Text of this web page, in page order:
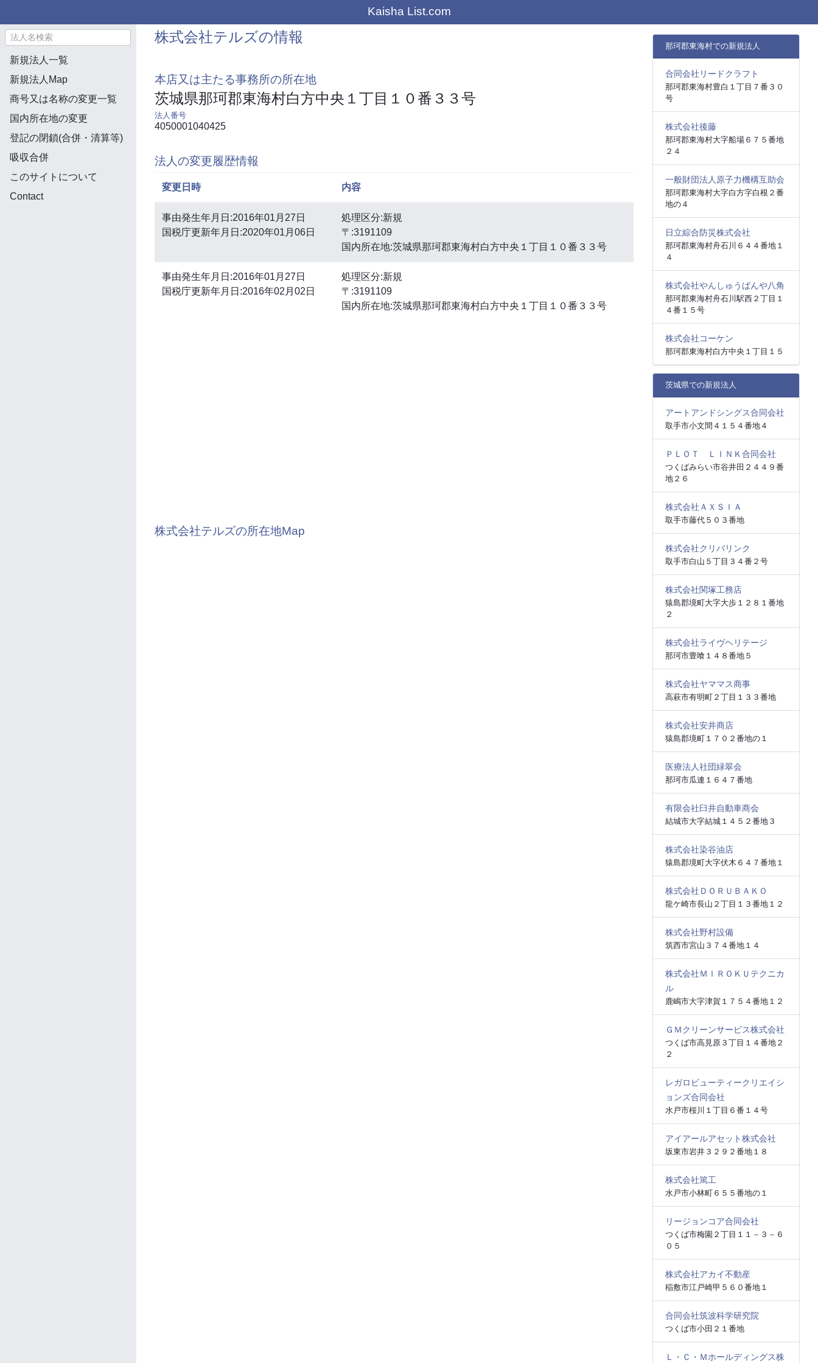
Kaisha List.com
新規法人一覧
新規法人Map
商号又は名称の変更一覧
国内所在地の変更
登記の閉鎖(合併・清算等)
吸収合併
このサイトについて
Contact
株式会社テルズの情報
本店又は主たる事務所の所在地
茨城県那珂郡東海村白方中央１丁目１０番３３号
法人番号
4050001040425
法人の変更履歴情報
変更日時 内容
事由発生年月日:2016年01月27日
国税庁更新年月日:2020年01月06日
処理区分:新規
〒:3191109
国内所在地:茨城県那珂郡東海村白方中央１丁目１０番３３号
事由発生年月日:2016年01月27日
国税庁更新年月日:2016年02月02日
処理区分:新規
〒:3191109
国内所在地:茨城県那珂郡東海村白方中央１丁目１０番３３号
株式会社テルズの所在地Map
那珂郡東海村での新規法人
合同会社リードクラフト
那珂郡東海村豊白１丁目７番３０
号
株式会社後藤
那珂郡東海村大字船場６７５番地
２４
一般財団法人原子力機構互助会
那珂郡東海村大字白方字白根２番
地の４
日立綜合防災株式会社
那珂郡東海村舟石川６４４番地１
４
株式会社やんしゅうばんや八角
那珂郡東海村舟石川駅西２丁目１
４番１５号
株式会社コーケン
那珂郡東海村白方中央１丁目１５
茨城県での新規法人
アートアンドシングス合同会社
取手市小文間４１５４番地４
ＰＬＯＴ ＬＩＮＫ合同会社
つくばみらい市谷井田２４４９番
地２６
株式会社ＡＸＳＩＡ
取手市藤代５０３番地
株式会社クリバリンク
取手市白山５丁目３４番２号
株式会社関塚工務店
猿島郡境町大字大歩１２８１番地
２
株式会社ライヴヘリテージ
那珂市豊喰１４８番地５
株式会社ヤママス商事
高萩市有明町２丁目１３３番地
株式会社安井商店
猿島郡境町１７０２番地の１
医療法人社団緑翠会
那珂市瓜連１６４７番地
有限会社臼井自動車商会
結城市大字結城１４５２番地３
株式会社染谷油店
猿島郡境町大字伏木６４７番地１
株式会社ＤＯＲＵＢＡＫＯ
龍ケ崎市長山２丁目１３番地１２
株式会社野村設備
筑西市宮山３７４番地１４
株式会社ＭＩＲＯＫＵテクニカ
ル
鹿嶋市大字津賀１７５４番地１２
ＧＭクリーンサービス株式会社
つくば市高見原３丁目１４番地２
２
レガロビューティークリエイシ
ョンズ合同会社
水戸市桜川１丁目６番１４号
アイアールアセット株式会社
坂東市岩井３２９２番地１８
株式会社篤工
水戸市小林町６５５番地の１
リージョンコア合同会社
つくば市梅園２丁目１１－３－６
０５
株式会社アカイ不動産
稲敷市江戸崎甲５６０番地１
合同会社筑波科学研究院
つくば市小田２１番地
Ｌ・Ｃ・Ｍホールディングス株